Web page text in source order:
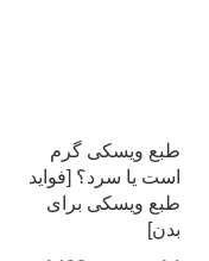
طبع ویسکی گرم
است یا سرد؟ [فواید
طبع ویسکی برای
بدن]